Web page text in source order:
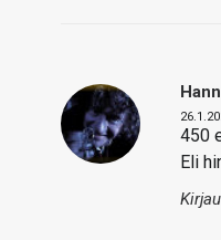
450
Eli